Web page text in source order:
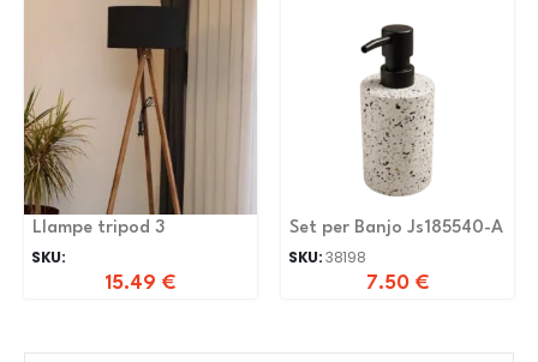
Llampe tripod 3
SKU:
15.49 €
Set per Banjo Js185540-A
SKU:38198
7.50 €